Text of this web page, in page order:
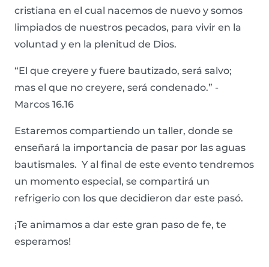
cristiana en el cual nacemos de nuevo y somos
limpiados de nuestros pecados, para vivir en la
voluntad y en la plenitud de Dios.
“El que creyere y fuere bautizado, será salvo;
mas el que no creyere, será condenado.” -
Marcos 16.16
Estaremos compartiendo un taller, donde se
enseñará la importancia de pasar por las aguas
bautismales. Y al final de este evento tendremos
un momento especial, se compartirá un
refrigerio con los que decidieron dar este pasó.
¡Te animamos a dar este gran paso de fe, te
esperamos!